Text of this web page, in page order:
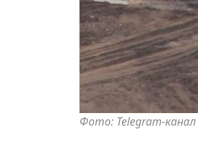
Фото: Telegram-